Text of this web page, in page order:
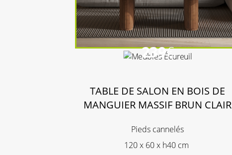
239€
TABLE DE SALON EN BOIS DE
MANGUIER MASSIF BRUN CLAIR
Pieds cannelés
120 x 60 x h40 cm